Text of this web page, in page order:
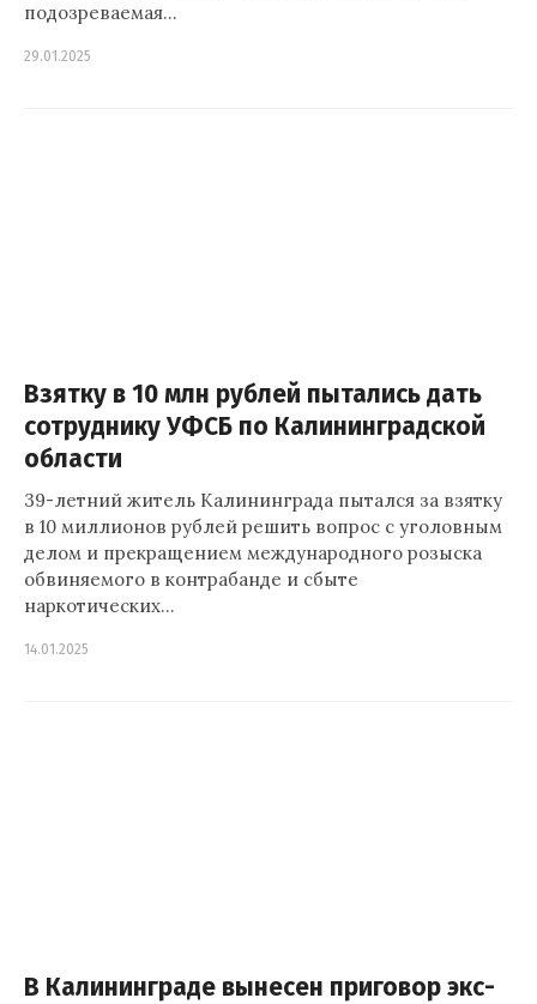
подозреваемая…
29.01.2025
Взятку в 10 млн рублей пытались дать
сотруднику УФСБ по Калининградской
области
39-летний житель Калининграда пытался за взятку
в 10 миллионов рублей решить вопрос с уголовным
делом и прекращением международного розыска
обвиняемого в контрабанде и сбыте
наркотических…
14.01.2025
В Калининграде вынесен приговор экс-